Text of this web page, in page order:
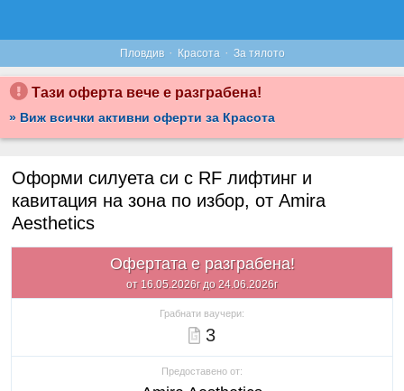
Пловдив · Красота · За тялото
Тази оферта вече е разграбена!
» Виж всички активни оферти за Красота
Оформи силуета си с RF лифтинг и
кавитация на зона по избор, от Amira
Aesthetics
Офертата е разграбена!
от 16.05.2026г до 24.06.2026г
Грабнати ваучери:
3
Предоставено от: